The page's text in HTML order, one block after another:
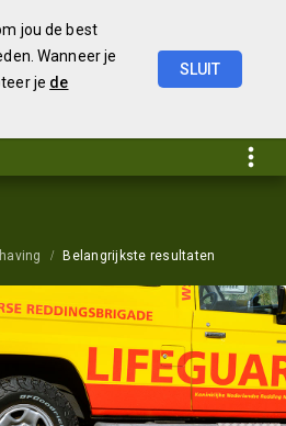
jou de best
Wanneer je
je de
SLUIT
Belangrijkste resultaten